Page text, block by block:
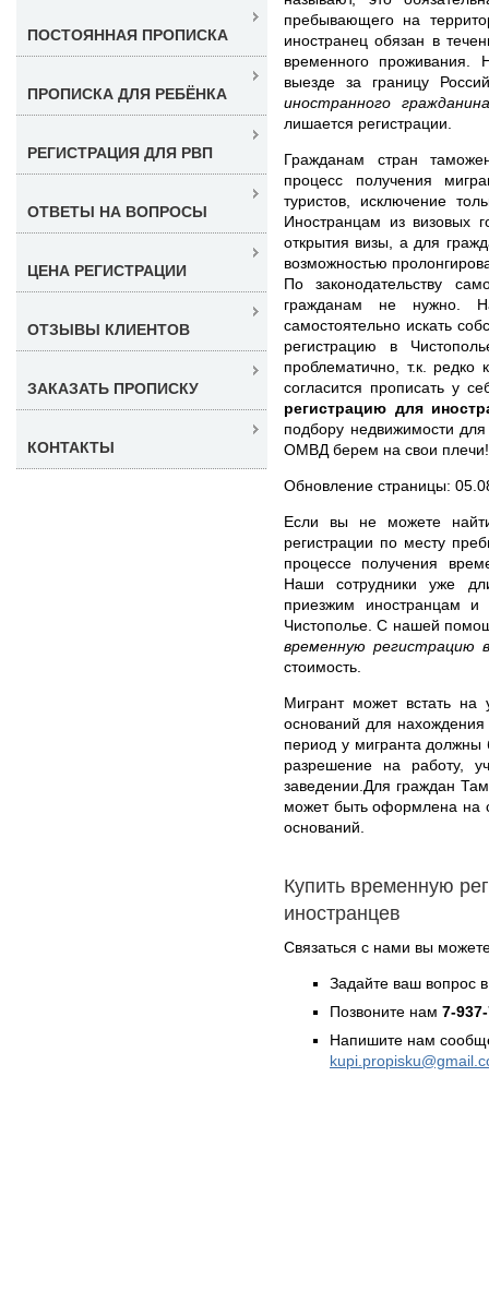
пребывающего на
иностранец обязан в
временного проживания.
выезде за границу
иностранного
лишается регистрации.
Гражданам стран
процесс получения
туристов, исключение
Иностранцам из визовых
открытия визы, а для
возможностью
По законодательству
гражданам не нужно.
самостоятельно искать
регистрацию в
проблематично, т.к. редко
согласится прописать у
регистрацию для
подбору недвижимости
ОМВД берем на свои плечи!
Обновление страницы:
Если вы не можете
регистрации по месту
процессе получения
Наши сотрудники уже
приезжим иностранцам
Чистополье. С нашей
временную регистрацию
стоимость.
Мигрант может встать
оснований для
период у мигранта
разрешение на работу,
заведении.Для граждан
может быть оформлена на
оснований.
Купить временную
иностранцев
Связаться с нами вы
Задайте ваш вопрос
Позвоните нам 7-
Напишите нам
ПОСТОЯННАЯ ПРОПИСКА
ПРОПИСКА ДЛЯ РЕБЁНКА
РЕГИСТРАЦИЯ ДЛЯ РВП
ОТВЕТЫ НА ВОПРОСЫ
ЦЕНА РЕГИСТРАЦИИ
ОТЗЫВЫ КЛИЕНТОВ
ЗАКАЗАТЬ ПРОПИСКУ
КОНТАКТЫ